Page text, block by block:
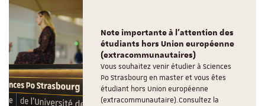
Note importante à l'attention des
étudiants hors Union européenne
(extracommunautaires)
Vous souhaitez venir étudier à Sciences
Po Strasbourg en master et vous êtes
étudiant hors Union européenne
(extracommunautaire).Consultez la